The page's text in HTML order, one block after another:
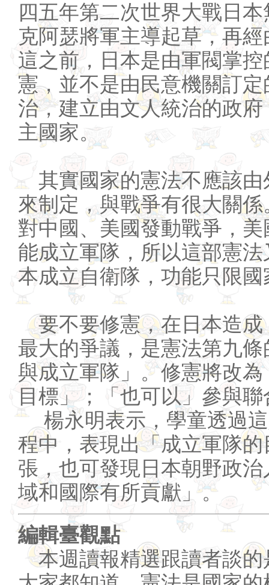
四五年第二次世界大戰日
克阿瑟將軍主導起草，再
這之前，日本是由軍閥掌
憲，並不是由民意機關訂
治，建立由文人統治的政
主國家。
其實國家的憲法不應該由
來制定，與戰爭有很大關
對中國、美國發動戰爭，
能成立軍隊，所以這部憲
本成立自衛隊，功能只限
要不要修憲，在日本造成
最大的爭議，是憲法第九
與成立軍隊」。修憲將改
目標」；「也可以」參與
楊永明表示，學童透過這
程中，表現出「成立軍隊
張，也可發現日本朝野政
域和國際有所貢獻」。
編輯臺觀點
本週讀報精選跟讀者談的